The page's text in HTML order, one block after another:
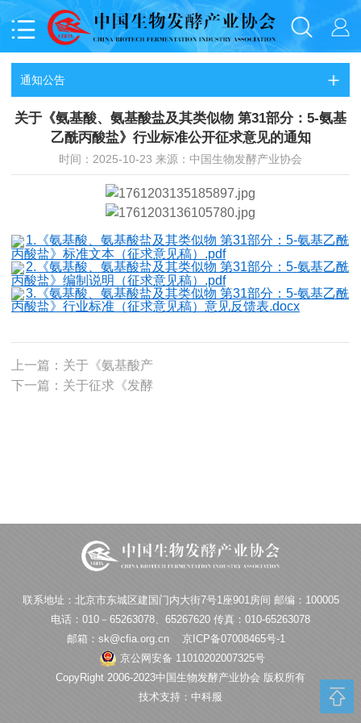
通知公告
关于《氨基酸、氨基酸盐及其类似物 第31部分：5-氨基
乙酰丙酸盐》行业标准公开征求意见的通知
时间：2025-10-23 来源：中国生物发酵产业协会
1.《氨基酸、氨基酸盐及其类似物 第31部分：5-氨基乙酰
丙酸盐》标准文本（征求意见稿）.pdf
2.《氨基酸、氨基酸盐及其类似物 第31部分：5-氨基乙酰
丙酸盐》编制说明（征求意见稿）.pdf
3.《氨基酸、氨基酸盐及其类似物 第31部分：5-氨基乙酰
丙酸盐》行业标准（征求意见稿）意见反馈表.docx
上一篇：关于《氨基酸产
下一篇：关于征求《发酵
联系地址：北京市东城区建国门内大街7号1座901房间 邮编：100005
电话：010－65263078、65267620 传真：010-65263078
邮箱：sk@cfia.org.cn
京ICP备07008465号-1
京公网安备 11010202007325号
CopyRight 2006-2023中国生物发酵产业协会 版权所有
技术支持：中科服